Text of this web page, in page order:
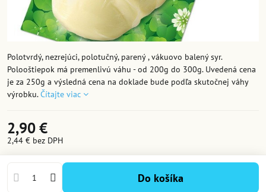
Polotvrdý, nezrejúci, polotučný, parený , vákuovo balený syr.
Polooštiepok má premenlivú váhu - od 200g do 300g. Uvedená cena
je za 250g a výsledná cena na doklade bude podľa skutočnej váhy
výrobku.Čítajte viac
2,90 €
2,44 € bez DPH
Do košíka